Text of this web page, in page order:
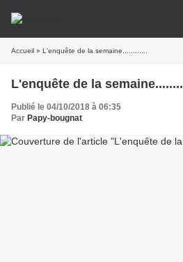
Accueil » L'enquête de la semaine............
L'enquête de la
Publié le 04/10/2018 à 06:35
Par Papy-bougnat